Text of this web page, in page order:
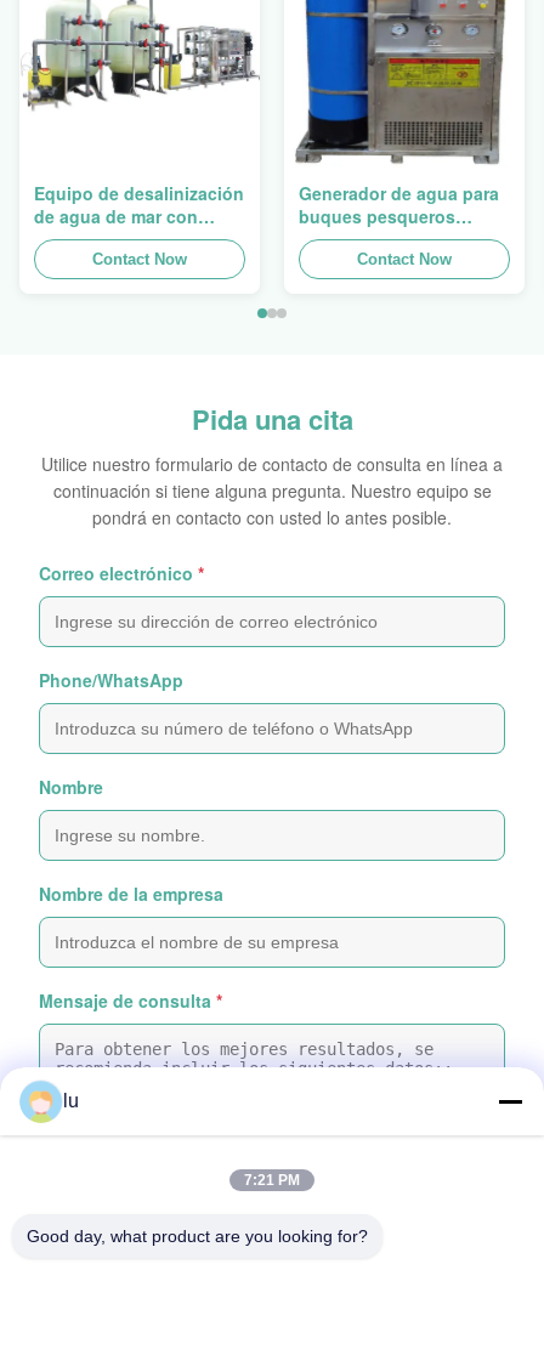
Equipo de desalinización
de agua de mar con
membrana
Contact Now
Generador de agua para
buques pesqueros
oceánicos de 2500 W
Nivel de tratamiento
secundario
Contact Now
Pida una cita
Utilice nuestro formulario de contacto de consulta en línea a
continuación si tiene alguna pregunta. Nuestro equipo se
pondrá en contacto con usted lo antes posible.
Correo electrónico *
Phone/WhatsApp
Nombre
Nombre de la empresa
Mensaje de consulta *
lu
7:21 PM
Good day, what product are you looking for?